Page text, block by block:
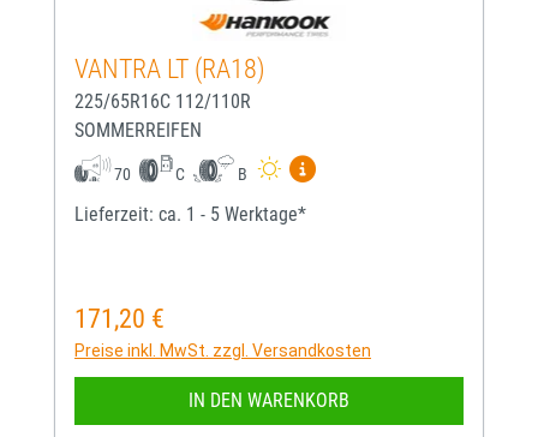
VANTRA LT (RA18)
225/65R16C 112/110R
SOMMERREIFEN
70 C B
Mehr Informationen zum
Lieferzeit: ca. 1 - 5 Werktage*
Regulärer Preis:
171,20 €
Preise inkl. MwSt. zzgl. Versandkosten
IN DEN WARENKORB